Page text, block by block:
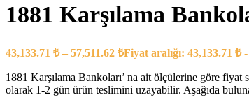
1881 Karşılama
43,133.71 ₺ – 57,511.62 ₺Fiyat aralığı: 43,133.71 ₺
1881 Karşılama Bankoları’ na ait ölçülerine göre
olarak 1-2 gün ürün teslimini uzayabilir. Aşağıda